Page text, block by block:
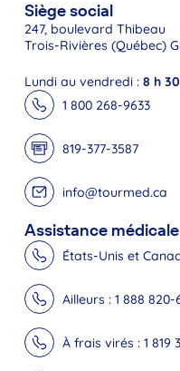
Siège social
247, boulevard Thibeau
Trois-Rivières (Québec)
Lundi au vendredi : 8 h
1 800 268-9633
819-377-3587
info@tourmed.ca
Assistance
États-Unis et
Ailleurs : 1 888 820-
À frais virés : 1 819